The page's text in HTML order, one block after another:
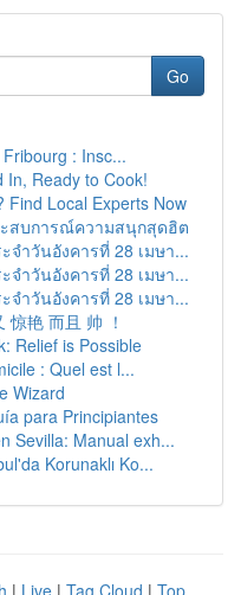
Go
: Insc...
In, Ready to Cook!
Find Local Experts Now
ะสบการณ์ความสนุกสุดฮิต
จำวันอังคารที่ 28 เมษา...
จำวันอังคารที่ 28 เมษา...
จำวันอังคารที่ 28 เมษา...
艳 而且 帅 ！
Relief is Possible
: Quel est l...
Wizard
para Principiantes
Sevilla: Manual exh...
Korunaklı Ko...
| Live | Tag Cloud | Top